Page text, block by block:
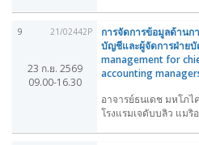
9 21/02442P
23 ก.ย. 2569
09.00-16.30
การจัดการข้อมูลด้านก
บัญชีและผู้จัดการฝ่าย
management for
accounting
อาจารย์ธนเดช มหโภไ
โรงแรมเจดับบลิว แมริ